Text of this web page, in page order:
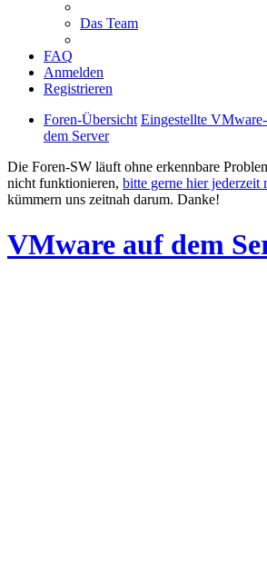
Das Team
FAQ
Anmelden
Registrieren
Foren-Übersicht Eingestellte
dem Server
Die Foren-SW läuft ohne erkennbare
nicht funktionieren, bitte gerne hier jederzeit
kümmern uns zeitnah darum. Danke!
VMware auf dem